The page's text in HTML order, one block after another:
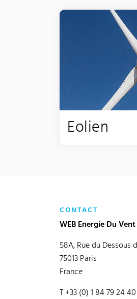
Eolien
CONTACT
WEB Energie Du Vent
58A, Rue du Dessous
75013 Paris
France
T +33 (0) 1 84 79 24 40